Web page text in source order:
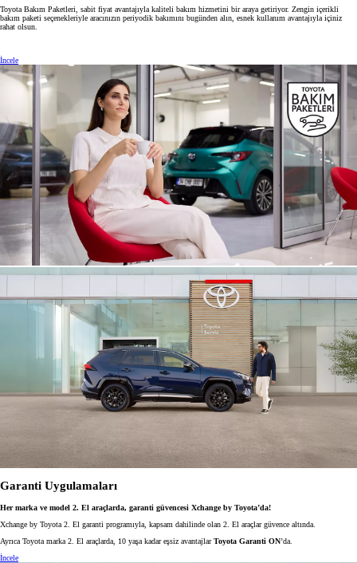
Toyota Bakım Paketleri, sabit fiyat avantajıyla kaliteli bakım hizmetini bir araya getiriyor. Zengin içerikli
bakım paketi seçenekleriyle aracınızın periyodik bakımını bugünden alın, esnek kullanım avantajıyla içiniz
rahat olsun.
İncele
Garanti Uygulamaları
Her marka ve model 2. El araçlarda, garanti güvencesi Xchange by Toyota’da!
Xchange by Toyota 2. El garanti programıyla, kapsam dahilinde olan 2. El araçlar güvence altında.
Ayrıca Toyota marka 2. El araçlarda, 10 yaşa kadar eşsiz avantajlarToyota Garanti ON’da.
İncele